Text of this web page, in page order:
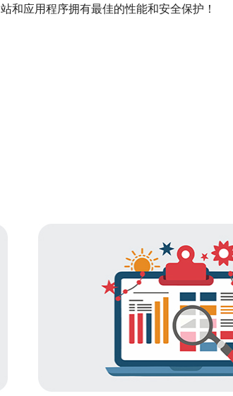
和应用程序拥有最佳的性能和安全保护！